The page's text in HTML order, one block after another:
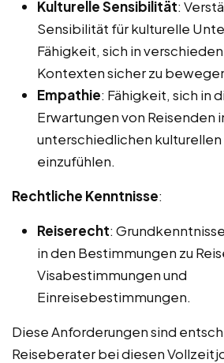
Kulturelle Sensibilität:
Sensibilität für kulturelle
Fähigkeit, sich in
Kontexten sicher zu
Empathie: Fähigkeit, sich in
Erwartungen von Reisenden
unterschiedlichen
einzufühlen.
Rechtliche Kenntnisse:
Reiserecht:
in den Bestimmungen zu
Visabestimmungen und
Einreisebestimmungen.
Diese Anforderungen sind
Reiseberater bei diesen